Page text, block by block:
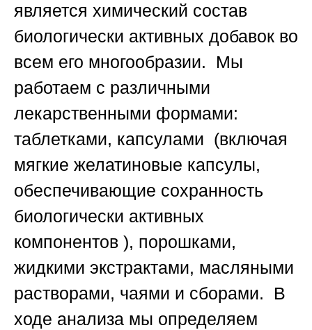
является химический состав
биологически активных добавок во
всем его многообразии. Мы
работаем с различными
лекарственными формами:
таблетками, капсулами (включая
мягкие желатиновые капсулы,
обеспечивающие сохранность
биологически активных
компонентов ), порошками,
жидкими экстрактами, масляными
растворами, чаями и сборами. В
ходе анализа мы определяем